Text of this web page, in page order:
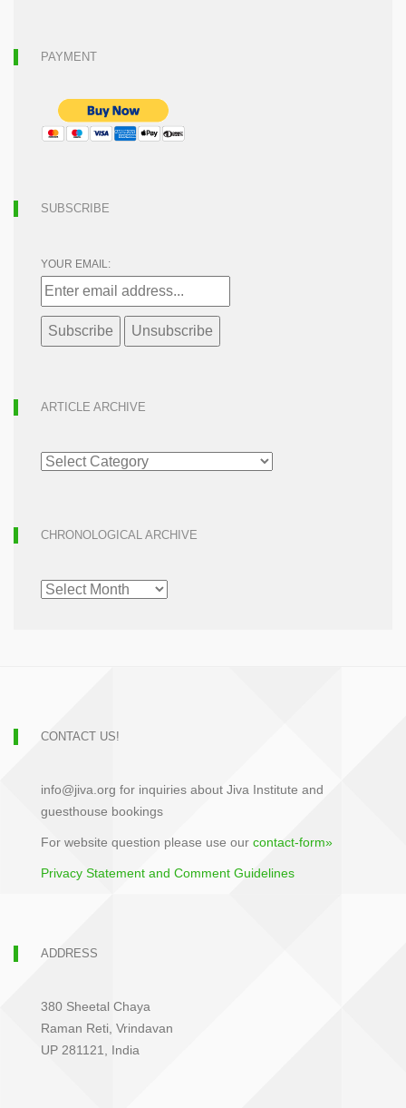
PAYMENT
SUBSCRIBE
YOUR EMAIL:
ARTICLE ARCHIVE
ARTICLE
ARCHIVE
CHRONOLOGICAL ARCHIVE
CHRONOLOGICAL
ARCHIVE
CONTACT US!
info@jiva.org for inquiries about Jiva Institute and
guesthouse bookings
For website question please use our contact-form»
Privacy Statement and Comment Guidelines
ADDRESS
380 Sheetal Chaya
Raman Reti, Vrindavan
UP 281121, India